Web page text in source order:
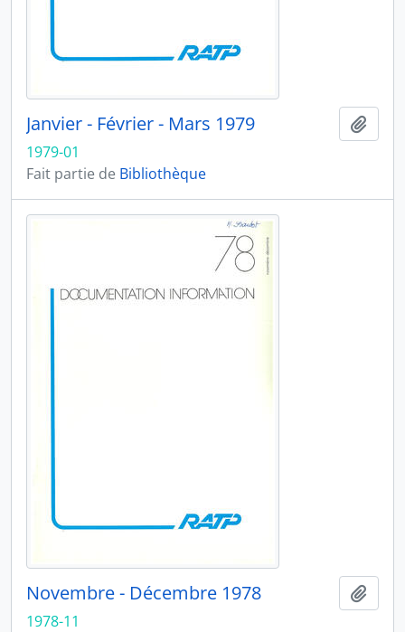
Janvier - Février - Mars 1979
1979-01
Fait partie de Bibliothèque
Novembre - Décembre 1978
1978-11